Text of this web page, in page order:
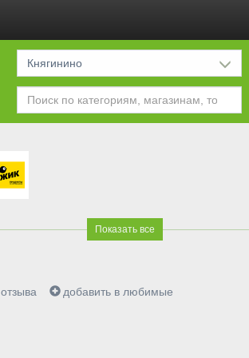
Княгинино
Показать все
отзыва добавить в любимые